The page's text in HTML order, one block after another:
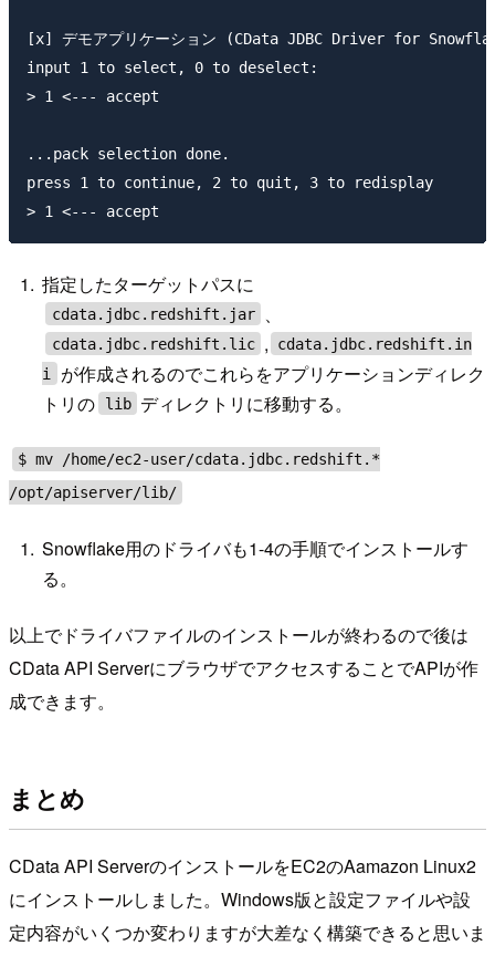
[x] デモアプリケーション (CData JDBC Driver for Snowflake
input 1 to select, 0 to deselect:
> 1 <--- accept
...pack selection done.
press 1 to continue, 2 to quit, 3 to redisplay
指定したターゲットパスに
cdata.jdbc.redshift.jar
cdata.jdbc.redshift.lic ,
cdata.jdbc.redshift.in
i
が作成されるのでこれらをアプリケーションディレク
トリの
lib ディレクトリに移動する。
$ mv /home/ec2-user/cdata.jdbc.redshift.*
/opt/apiserver/lib/
Snowflake用のドライバも1-4の手順でインストールす
る。
以上でドライバファイルのインストールが終わるので後は
CData API ServerにブラウザでアクセスすることでAPIが作
成できます。
まとめ
CData API ServerのインストールをEC2のAamazon Linux2
にインストールしました。Windows版と設定ファイルや設
定内容がいくつか変わりますが大差なく構築できると思いま